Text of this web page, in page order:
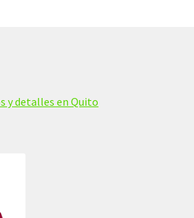
y detalles en Quito